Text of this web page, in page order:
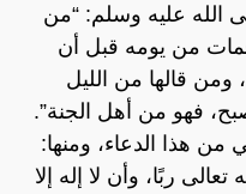
الله عليه وسلم: “من
فمات من يومه قبل أن
قالها من الليل
فهو من أهل الجنة”.
من هذا الدعاء، ومنها:
تعالى ربًا، وأن لا إله إلا